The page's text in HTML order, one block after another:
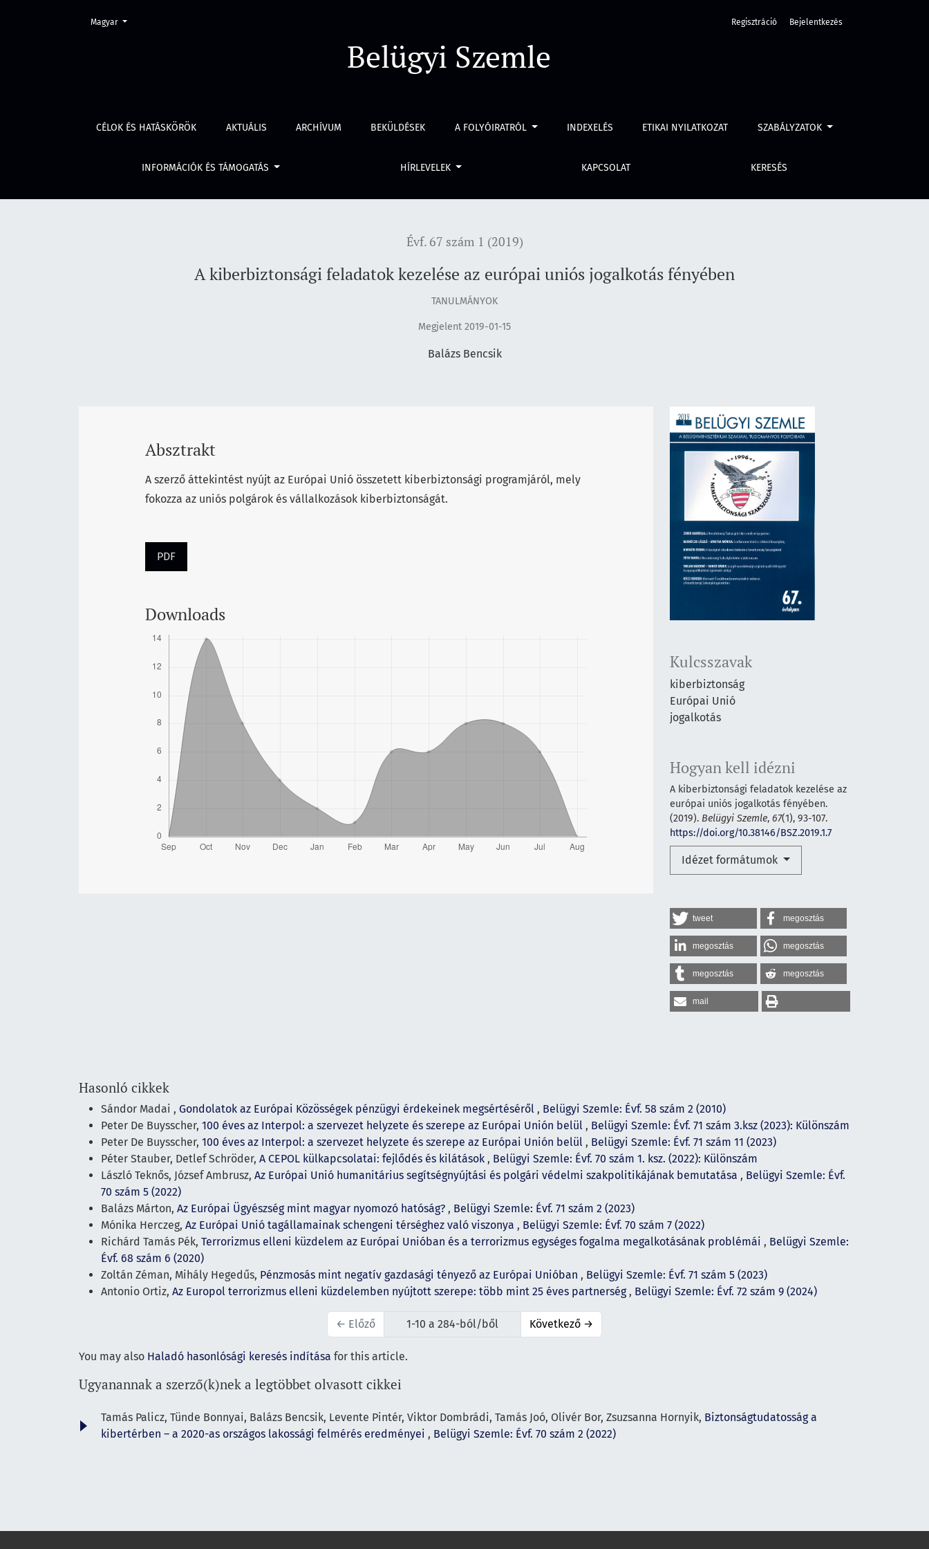
A kiberbiztonsági feladatok kezelése az európai uniós jogalkotás fényében
Belügyi Szemle
CÉLOK ÉS HATÁSKÖRÖK AKTUÁLIS ARCHÍVUM BEKÜLDÉSEK A FOLYÓIRATRÓL INDEXELÉS ETIKAI NYILATKOZAT SZABÁLYZATOK
INFORMÁCIÓK ÉS TÁMOGATÁS HÍRLEVELEK KAPCSOLAT KERESÉS
Regisztráció Bejelentkezés
Change the language. The current language is:
Magyar
Évf. 67 szám 1 (2019)
A kiberbiztonsági feladatok kezelése az európai uniós jogalkotás fényében
TANULMÁNYOK
Megjelent 2019-01-15
Balázs Bencsik
Kulcsszavak
kiberbiztonság
Európai Unió
jogalkotás
Hogyan kell idézni
A kiberbiztonsági feladatok kezelése az
európai uniós jogalkotás fényében.
(2019). Belügyi Szemle, 67(1), 93-107.
https://doi.org/10.38146/BSZ.2019.1.7
Idézet formátumok
tweet megosztás
megosztás megosztás
megosztás megosztás
mail
Absztrakt
A szerző áttekintést nyújt az Európai Unió összetett kiberbiztonsági programjáról, mely
fokozza az uniós polgárok és vállalkozások kiberbiztonságát.
PDF
Downloads
Hasonló cikkek
Sándor Madai , Gondolatok az Európai Közösségek pénzügyi érdekeinek megsértéséről , Belügyi Szemle: Évf. 58 szám 2 (2010)
Peter De Buysscher, 100 éves az Interpol: a szervezet helyzete és szerepe az Európai Unión belül , Belügyi Szemle: Évf. 71 szám 3.ksz (2023): Különszám
Peter De Buysscher, 100 éves az Interpol: a szervezet helyzete és szerepe az Európai Unión belül , Belügyi Szemle: Évf. 71 szám 11 (2023)
Péter Stauber, Detlef Schröder, A CEPOL külkapcsolatai: fejlődés és kilátások , Belügyi Szemle: Évf. 70 szám 1. ksz. (2022): Különszám
László Teknős, József Ambrusz, Az Európai Unió humanitárius segítségnyújtási és polgári védelmi szakpolitikájának bemutatása , Belügyi Szemle: Évf.
70 szám 5 (2022)
Balázs Márton, Az Európai Ügyészség mint magyar nyomozó hatóság? , Belügyi Szemle: Évf. 71 szám 2 (2023)
Mónika Herczeg, Az Európai Unió tagállamainak schengeni térséghez való viszonya , Belügyi Szemle: Évf. 70 szám 7 (2022)
Richárd Tamás Pék, Terrorizmus elleni küzdelem az Európai Unióban és a terrorizmus egységes fogalma megalkotásának problémái , Belügyi Szemle:
Évf. 68 szám 6 (2020)
Zoltán Zéman, Mihály Hegedűs, Pénzmosás mint negatív gazdasági tényező az Európai Unióban , Belügyi Szemle: Évf. 71 szám 5 (2023)
Antonio Ortiz, Az Europol terrorizmus elleni küzdelemben nyújtott szerepe: több mint 25 éves partnerség , Belügyi Szemle: Évf. 72 szám 9 (2024)
← Előző 1-10 a 284-ból/ből Következő →
You may also Haladó hasonlósági keresés indítása for this article.
Ugyanannak a szerző(k)nek a legtöbbet olvasott cikkei
Tamás Palicz, Tünde Bonnyai, Balázs Bencsik, Levente Pintér, Viktor Dombrádi, Tamás Joó, Olivér Bor, Zsuzsanna Hornyik, Biztonságtudatosság a
kibertérben – a 2020-as országos lakossági felmérés eredményei , Belügyi Szemle: Évf. 70 szám 2 (2022)